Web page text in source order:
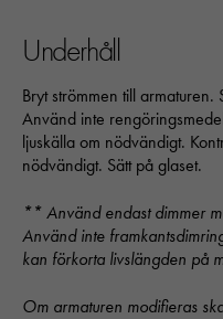
Underhåll
Bryt strömmen till
Använd inte
ljuskälla om nödvändigt.
nödvändigt. Sätt på glaset.
** Använd endast dimmer
Använd inte
kan förkorta livslängden på
Om armaturen modifieras